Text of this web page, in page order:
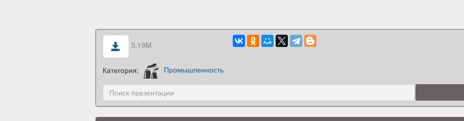
3.19M
Категория: Промышленность